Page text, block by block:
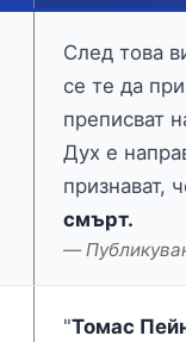
След това
се те да
преписват
Дух е
признават,
смърт.
"Томас